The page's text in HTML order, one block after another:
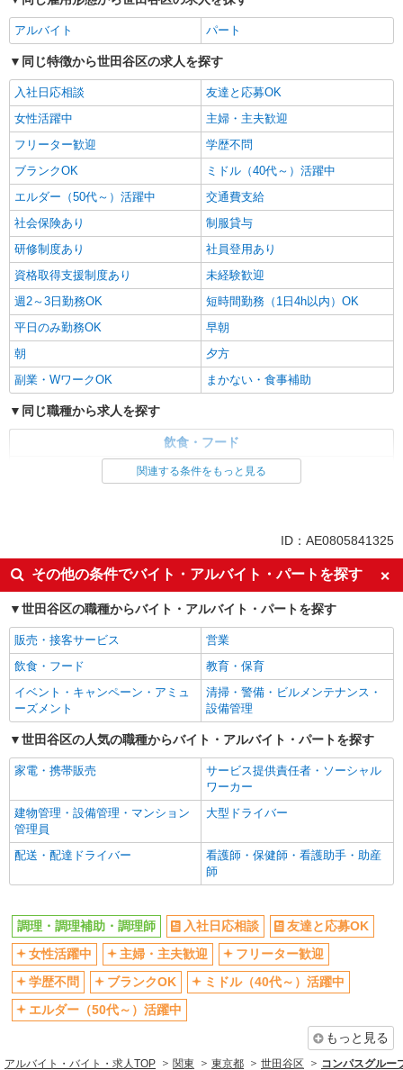
キープ
アルバイト パート
同じ特徴から世田谷区の求人を探す
入社日応相談
友達と応募OK
女性活躍中
主婦・主夫歓迎
フリーター歓迎
学歴不問
ブランクOK
ミドル（40代～）活躍中
エルダー（50代～）活躍中
交通費支給
社会保険あり
制服貸与
研修制度あり
社員登用あり
資格取得支援制度あり
未経験歓迎
週2～3日勤務OK
短時間勤務（1日4h以内）OK
平日のみ勤務OK
早朝
朝
夕方
副業・WワークOK
まかない・食事補助
同じ職種から求人を探す
飲食・フード
調理・調理補助・調理師
社会保険あり
社員登用あり
未経験歓迎
週2～3日勤務OK
短時間勤務（1日4h以内）OK
副業・WワークOK
まかない・食事補助
関連する条件をもっと見る
ID：AE0805841325
その他の条件でバイト・アルバイト・パートを探す
世田谷区の職種からバイト・アルバイト・パートを探す
販売・接客サービス
営業
飲食・フード
教育・保育
イベント・キャンペーン・アミュ
ーズメント
清掃・警備・ビルメンテナンス・
設備管理
世田谷区の人気の職種からバイト・アルバイト・パートを探す
家電・携帯販売
サービス提供責任者・ソーシャル
ワーカー
建物管理・設備管理・マンション
管理員
大型ドライバー
配送・配達ドライバー
看護師・保健師・看護助手・助産
師
調理・調理補助・調理師 入社日応相談
友達と応募OK
女性活躍中
主婦・主夫歓迎
フリーター歓迎
学歴不問
ブランクOK
ミドル（40代～）活躍中
エルダー（50代～）活躍中
もっと見る
アルバイト・バイト・求人TOP 関東 東京都 世田谷区 コンパスグル